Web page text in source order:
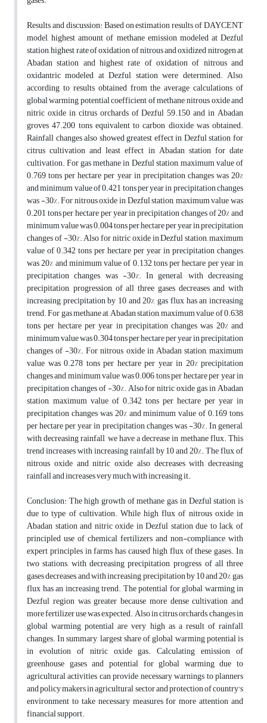
Results and discussion: Based on estimation results of DAYCENT
model, highest amount of methane emission modeled at Dezful
station, highest rate of oxidation of nitrous and oxidized nitrogen at
Abadan station and highest rate of oxidation of nitrous and
oxidantric modeled at Dezful station were determined. Also,
according to results obtained from the average calculations of
global warming potential coefficient of methane, nitrous oxide and
nitric oxide in citrus orchards of Dezful 59.150 and in Abadan
groves 47.200 tons equivalent to carbon dioxide was obtained.
Rainfall changes also showed greatest effect in Dezful station for
citrus cultivation and least effect in Abadan station for date
cultivation. For gas methane in Dezful station, maximum value of
0.769 tons per hectare per year in precipitation changes was 20%
and minimum value of 0.421 tons per year in precipitation changes
was -30%. For nitrous oxide in Dezful station, maximum value was
0.201 tons per hectare per year in precipitation changes of 20% and
minimum value was 0.004 tons per hectare per year in precipitation
changes of -30%. Also for nitric oxide in Dezful station, maximum
value of 0.342 tons per hectare per year in precipitation changes
was 20% and minimum value of 0.132 tons per hectare per year in
precipitation changes was -30%. In general, with decreasing
precipitation, progression of all three gases decreases and with
increasing precipitation by 10 and 20%, gas flux has an increasing
trend. For gas methane at Abadan station, maximum value of 0.638
tons per hectare per year in precipitation changes was 20% and
minimum value was 0.304 tons per hectare per year in precipitation
changes of -30%. For nitrous oxide in Abadan station, maximum
value was 0.278 tons per hectare per year in 20% precipitation
changes and minimum value was 0.006 tons per hectare per year in
precipitation changes of -30%. Also for nitric oxide gas in Abadan
station, maximum value of 0.342 tons per hectare per year in
precipitation changes was 20% and minimum value of 0.169 tons
per hectare per year in precipitation changes was -30%. In general,
with decreasing rainfall, we have a decrease in methane flux. This
trend increases with increasing rainfall by 10 and 20%. The flux of
nitrous oxide and nitric oxide also decreases with decreasing
rainfall and increases very much with increasing it.
Conclusion: The high growth of methane gas in Dezful station is
due to type of cultivation. While high flux of nitrous oxide in
Abadan station and nitric oxide in Dezful station due to lack of
principled use of chemical fertilizers and non-compliance with
expert principles in farms has caused high flux of these gases. In
two stations, with decreasing precipitation, progress of all three
gases decreases, and with increasing precipitation by 10 and 20%, gas
flux has an increasing trend. The potential for global warming in
Dezful region was greater because more dense cultivation and
more fertilizer use was expected. Also in citrus orchards, changes in
global warming potential are very high as a result of rainfall
changes. In summary, largest share of global warming potential is
in evolution of nitric oxide gas. Calculating emission of
greenhouse gases and potential for global warming due to
agricultural activities can provide necessary warnings to planners
and policy makers in agricultural sector and protection of country's
environment to take necessary measures for more attention and
financial support.